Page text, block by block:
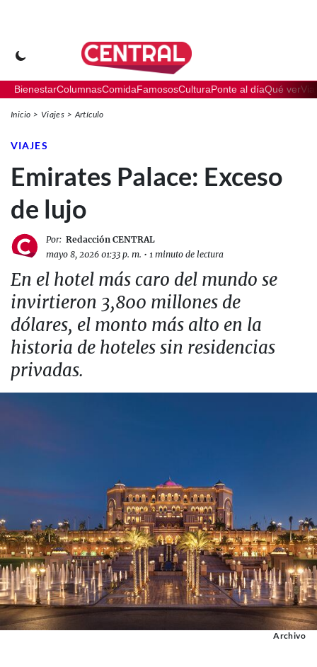
BienestarColumnasComidaFamososCulturaPonte al díaQué ver
Inicio Viajes Artículo
VIAJES
Emirates Palace: Exceso
de lujo
Por: Redacción CENTRAL
mayo 8, 2026 01:33 p. m. • 1 minuto de lectura
En el hotel más caro del mundo se
invirtieron 3,800 millones de
dólares, el monto más alto en la
historia de hoteles sin residencias
privadas.
Archivo